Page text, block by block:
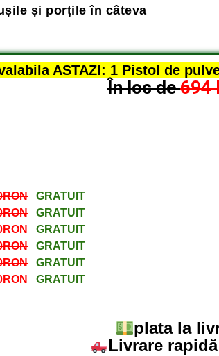
și porțile în câteva
ASTAZI: 1 Pistol de
În loc de 694
GRATUIT
GRATUIT
GRATUIT
GRATUIT
GRATUIT
GRATUIT
plata la
Livrare